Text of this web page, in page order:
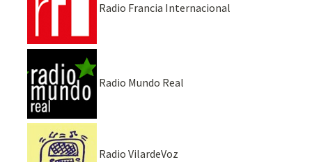
Radio Francia Internacional
Radio Mundo Real
Radio VilardeVoz